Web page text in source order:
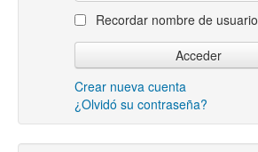
Recordar nombre de usuario
Crear nueva cuenta
¿Olvidó su contraseña?